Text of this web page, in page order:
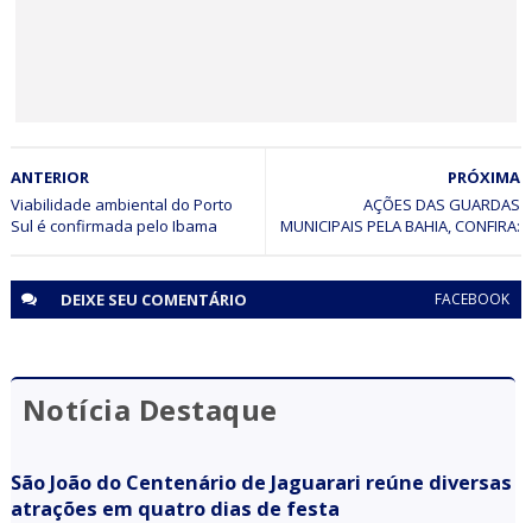
Inscrições para cursos técnicos da rede estadual seguem
até 14 de julho
PRÓXIMA
AÇÕES DAS GUARDAS
MUNICIPAIS PELA BAHIA, CONFIRA:
ANTERIOR
Viabilidade ambiental do Porto
Sul é confirmada pelo Ibama
DEIXE SEU COMENTÁRIO FACEBOOK
Notícia Destaque
São João do Centenário de Jaguarari reúne diversas
atrações em quatro dias de festa